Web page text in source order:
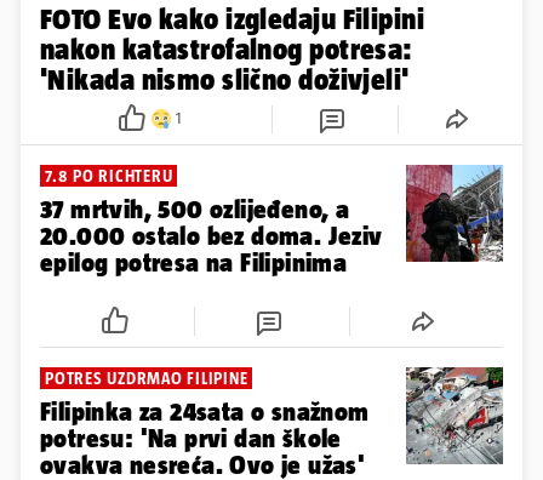
FOTO Evo kako izgledaju Filipini
nakon katastrofalnog potresa:
'Nikada nismo slično doživjeli'
1
7.8 PO RICHTERU
37 mrtvih, 500 ozlijeđeno, a
20.000 ostalo bez doma. Jeziv
epilog potresa na Filipinima
POTRES UZDRMAO FILIPINE
Filipinka za 24sata o snažnom
potresu: 'Na prvi dan škole
ovakva nesreća. Ovo je užas'